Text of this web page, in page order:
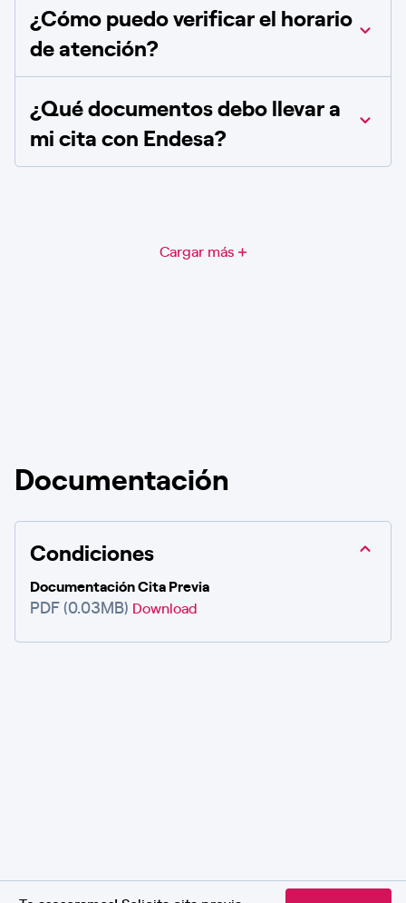
¿Cómo puedo verificar el horario
de atención?
¿Qué documentos debo llevar a
mi cita con Endesa?
Cargar más
Documentación
Condiciones
Documentación Cita Previa
PDF (0.03MB) Download